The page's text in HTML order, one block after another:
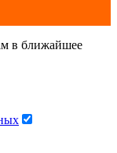
в ближайшее